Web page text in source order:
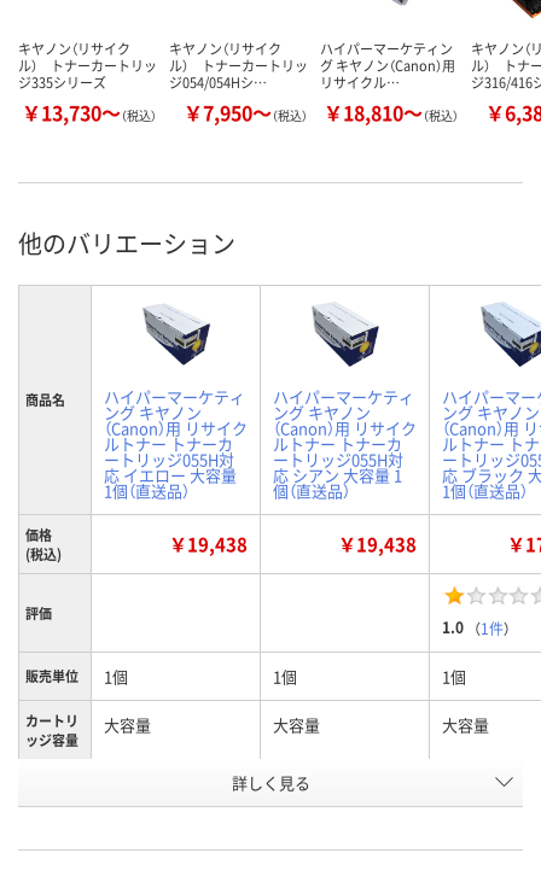
キヤノン（リサイク
ル） トナーカートリッ
ジ335シリーズ
￥13,730～（税込）
キヤノン（リサイク
ル） トナーカートリッ
ジ054/054Hシ…
￥7,950～（税込）
ハイパーマーケティン
グ キヤノン（Canon）用
リサイクル…
￥18,810～（税込）
キヤノン（
ル） トナ
ジ316/416
￥
他のバリエーション
商品名 ハイパーマーケティ
ング キヤノン
（Canon）用 リサイク
ルトナー トナーカ
ートリッジ055H対
応 イエロー 大容量
1個（直送品）
ハイパーマーケティ
ング キヤノン
（Canon）用 リサイク
ルトナー トナーカ
ートリッジ055H対
応 シアン 大容量 1
個（直送品）
ハイパーマ
ング キヤノン
（Canon）用
ルトナー ト
ートリッジ
応 ブラック
1個（直送品）
価格
(税込)
￥19,438 ￥19,438 ￥
評価
1.0 （1件）
販売単位 1個 1個 1個
カートリ
ッジ容量
大容量 大容量 大容量
シアン ブラック
号
詳しく見る